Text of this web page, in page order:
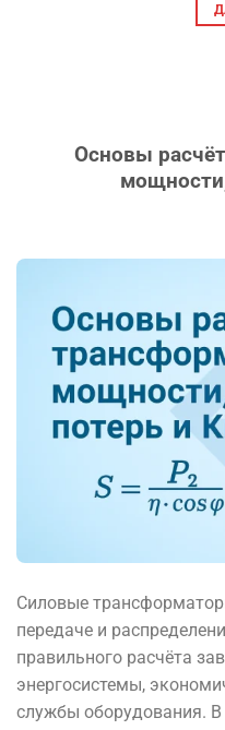
Основы
Силовые
передаче и
правильного расчёта
энергосистемы,
службы оборудования.